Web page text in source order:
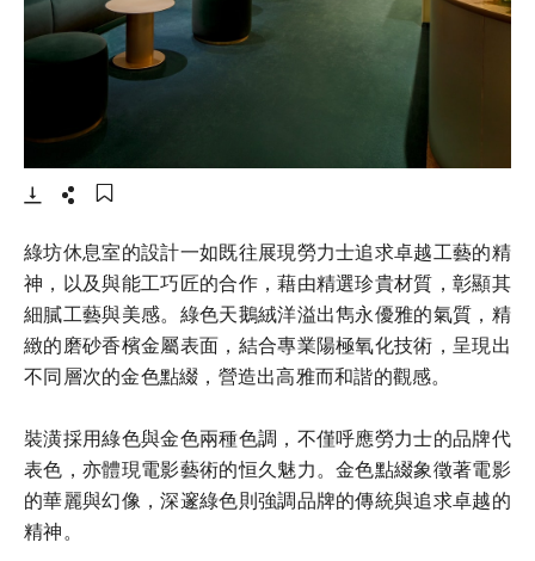
- 打開lightbox
綠坊休息室的設計一如既往展現勞力士追求卓越工藝的精
神，以及與能工巧匠的合作，藉由精選珍貴材質，彰顯其
細膩工藝與美感。綠色天鵝絨洋溢出雋永優雅的氣質，精
緻的磨砂香檳金屬表面，結合專業陽極氧化技術，呈現出
不同層次的金色點綴，營造出高雅而和諧的觀感。
裝潢採用綠色與金色兩種色調，不僅呼應勞力士的品牌代
表色，亦體現電影藝術的恒久魅力。金色點綴象徵著電影
的華麗與幻像，深邃綠色則強調品牌的傳統與追求卓越的
精神。